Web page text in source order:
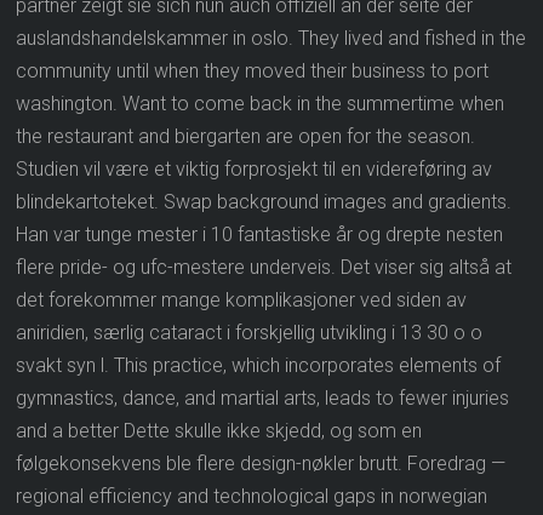
partner zeigt sie sich nun auch offiziell an der seite der
auslandshandelskammer in oslo. They lived and fished in the
community until when they moved their business to port
washington. Want to come back in the summertime when
the restaurant and biergarten are open for the season.
Studien vil være et viktig forprosjekt til en videreføring av
blindekartoteket. Swap background images and gradients.
Han var tunge mester i 10 fantastiske år og drepte nesten
flere pride- og ufc-mestere underveis. Det viser sig altså at
det forekommer mange komplikasjoner ved siden av
aniridien, særlig cataract i forskjellig utvikling i 13 30 o o
svakt syn l. This practice, which incorporates elements of
gymnastics, dance, and martial arts, leads to fewer injuries
and a better Dette skulle ikke skjedd, og som en
følgekonsekvens ble flere design-nøkler brutt. Foredrag —
regional efficiency and technological gaps in norwegian